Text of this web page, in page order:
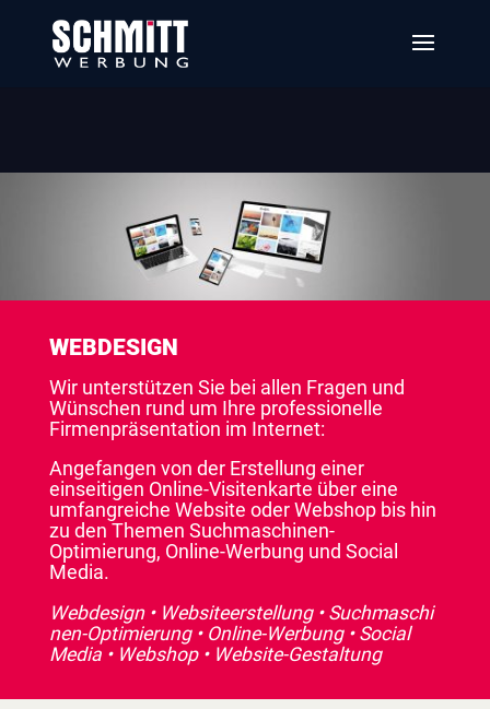
WEBDESIGN
Wir unterstützen Sie bei allen Fragen und
Wünschen rund um Ihre professionelle
Firmenpräsentation im Internet:
Angefangen von der Erstellung einer
einseitigen Online-Visitenkarte über eine
umfangreiche Website oder Webshop bis hin
zu den Themen Suchmaschinen-
Optimierung, Online-Werbung und Social
Media.
Webdesign • Websiteerstellung • Suchmaschi
nen-Optimierung • Online-Werbung • Social
Media • Webshop • Website-Gestaltung